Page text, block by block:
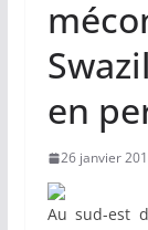
en
26 janvier
Au sud-est